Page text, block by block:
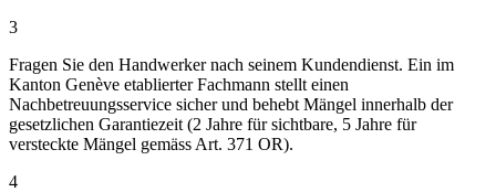
3
Fragen Sie den Handwerker nach seinem Kundendienst. Ein im
Kanton Genève etablierter Fachmann stellt einen
Nachbetreuungsservice sicher und behebt Mängel innerhalb der
gesetzlichen Garantiezeit (2 Jahre für sichtbare, 5 Jahre für
versteckte Mängel gemäss Art. 371 OR).
4